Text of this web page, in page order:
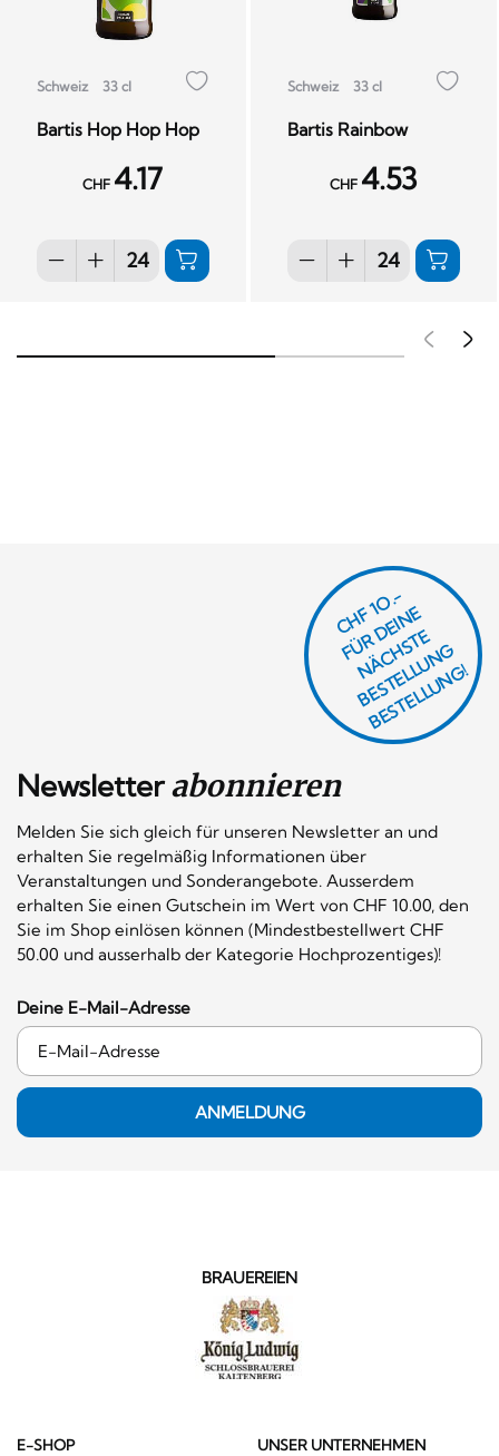
Schweiz 33 cl
Bartis Hop Hop Hop
CHF 4.17
Schweiz 33 cl
Bartis Rainbow
CHF 4.53
Newsletterabonnieren
Melden Sie sich gleich für unseren Newsletter an und
erhalten Sie regelmäßig Informationen über
Veranstaltungen und Sonderangebote. Ausserdem
erhalten Sie einen Gutschein im Wert von CHF 10.00, den
Sie im Shop einlösen können (Mindestbestellwert CHF
50.00 und ausserhalb der Kategorie Hochprozentiges)!
CHF 1O.-
F
Ü
R
D
EI
N
E
N
Ä
C
H
S
T
E
B
E
S
T
E
L
L
U
N
G
B
E
S
T
E
L
L
U
N
G!
Deine E-Mail-Adresse
ANMELDUNG
BRAUEREIEN
E-SHOP UNSER UNTERNEHMEN